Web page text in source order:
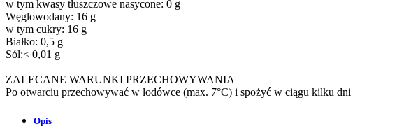
w tym kwasy tłuszczowe nasycone: 0 g
Węglowodany: 16 g
w tym cukry: 16 g
Białko: 0,5 g
Sól:< 0,01 g
ZALECANE WARUNKI PRZECHOWYWANIA
Po otwarciu przechowywać w lodówce (max. 7°C) i spożyć w ciągu kilku dni
Opis